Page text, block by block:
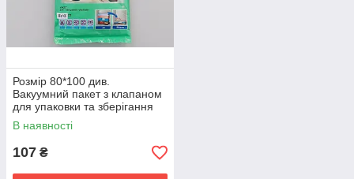
Розмір 80*100 див.
Вакуумний пакет з клапаном
для упаковки та зберігання
одягу.
В наявності
107 ₴